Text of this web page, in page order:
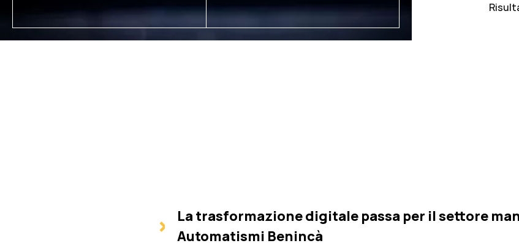
La trasformazione digitale passa per il settore
Automatismi Benincà